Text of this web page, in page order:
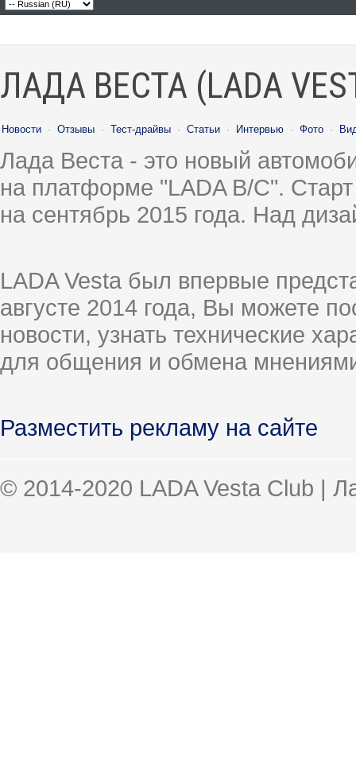
ЛАДА ВЕСТА (LADA
Новости · Отзывы · Тест-драйвы · Статьи · Интервью · Фото ·
Лада Веста - это новый
на платформе "LADA B/C".
на сентябрь 2015 года. Над
LADA Vesta был впервые
августе 2014 года, Вы можете
новости, узнать технические
для общения и обмена
Разместить рекламу на сайте
© 2014-2020 LADA Vesta Club |